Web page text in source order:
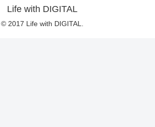
Life with DIGITAL
© 2017 Life with DIGITAL.